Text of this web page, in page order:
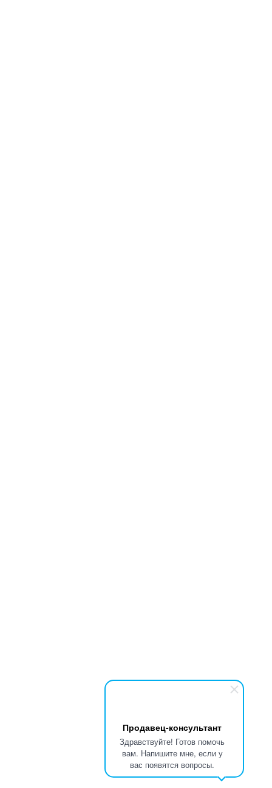
Продавец-консультант
Здравствуйте! Готов помочь
вам. Напишите мне, если у
вас появятся вопросы.